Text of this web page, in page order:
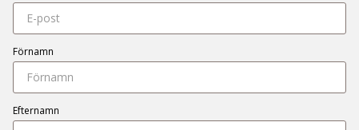
Förnamn
Efternamn